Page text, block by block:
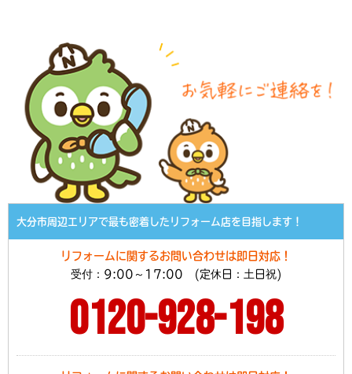
大分市周辺エリアで最も密着したリフォーム店を目指します！
リフォームに関するお問い合わせは即日対応！
受付：9:00～17:00 (定休日：土日祝)
0120-928-198